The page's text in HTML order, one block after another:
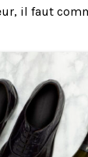
il faut